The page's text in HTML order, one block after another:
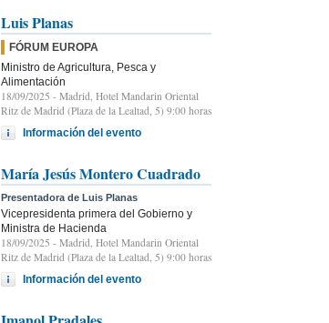
Luis Planas
FÓRUM EUROPA
Ministro de Agricultura, Pesca y
Alimentación
18/09/2025 - Madrid, Hotel Mandarin Oriental
Ritz de Madrid (Plaza de la Lealtad, 5) 9:00 horas
Información del evento
María Jesús Montero Cuadrado
Presentadora de Luis Planas
Vicepresidenta primera del Gobierno y
Ministra de Hacienda
18/09/2025 - Madrid, Hotel Mandarin Oriental
Ritz de Madrid (Plaza de la Lealtad, 5) 9:00 horas
Información del evento